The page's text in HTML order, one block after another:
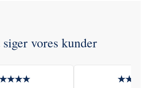
vores kunder